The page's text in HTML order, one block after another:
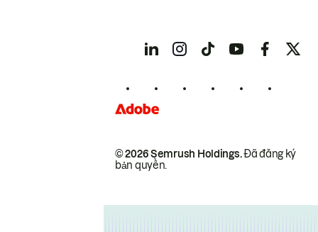
© 2026 Semrush Holdings.Đã đăng ký
bản quyền.